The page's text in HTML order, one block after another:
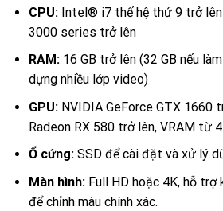
CPU:Intel® i7 thế hệ thứ 9 trở lên
3000 series trở lên
RAM:16 GB trở lên (32 GB nếu
dựng nhiều lớp video)
GPU:NVIDIA GeForce GTX 1660
Radeon RX 580 trở lên, VRAM từ
Ổ cứng:SSD để cài đặt và xử lý
Màn hình:Full HD hoặc 4K, hỗ trợ
để chỉnh màu chính xác.